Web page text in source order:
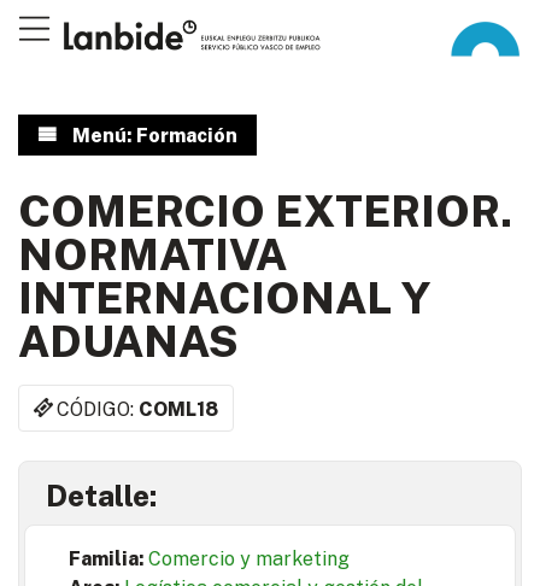
Menú: Formación
COMERCIO EXTERIOR.
NORMATIVA
INTERNACIONAL Y
ADUANAS
CÓDIGO: COML18
Detalle:
Familia: Comercio y marketing